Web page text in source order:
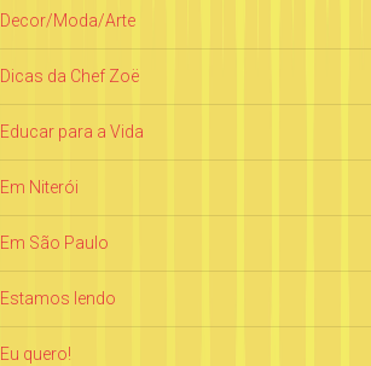
Decor/Moda/Arte
Dicas da Chef Zoë
Educar para a Vida
Em Niterói
Em São Paulo
Estamos lendo
Eu quero!